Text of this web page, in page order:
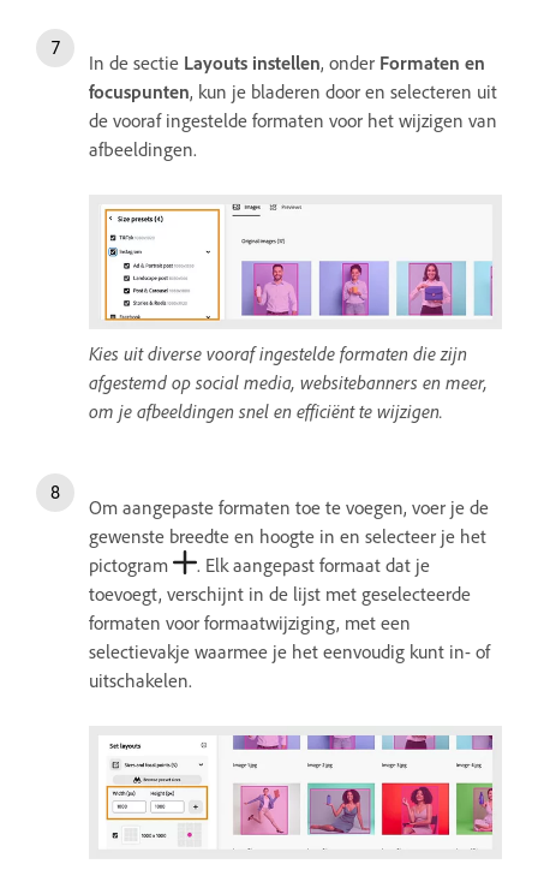
In de sectie Layouts instellen, onder Formaten en
focuspunten, kun je bladeren door en selecteren uit
de vooraf ingestelde formaten voor het wijzigen van
afbeeldingen.
Kies uit diverse vooraf ingestelde formaten die zijn
afgestemd op social media, websitebanners en meer,
om je afbeeldingen snel en efficiënt te wijzigen.
Om aangepaste formaten toe te voegen, voer je de
gewenste breedte en hoogte in en selecteer je het
pictogram
. Elk aangepast formaat dat je
toevoegt, verschijnt in de lijst met geselecteerde
formaten voor formaatwijziging, met een
selectievakje waarmee je het eenvoudig kunt in- of
uitschakelen.